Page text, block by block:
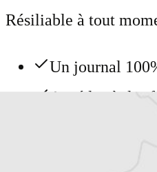
Résiliable à tout
Un journal
Accédez à des